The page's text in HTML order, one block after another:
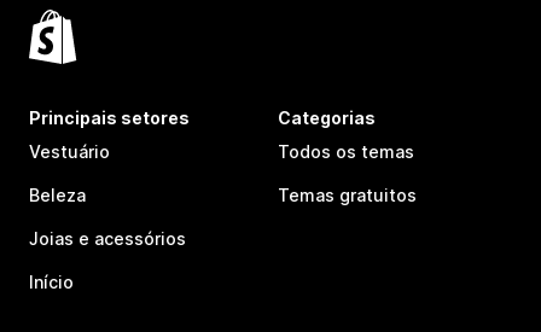
Principais setores
Vestuário
Beleza
Joias e acessórios
Início
Categorias
Todos os temas
Temas gratuitos